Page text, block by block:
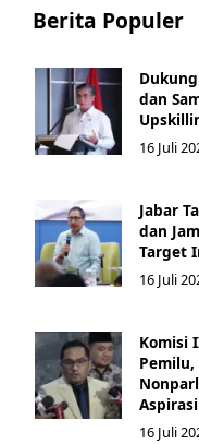
Berita Populer
dan
16 Juli
Jabar
dan
Target
16 Juli
Komisi
Pemilu,
16 Juli